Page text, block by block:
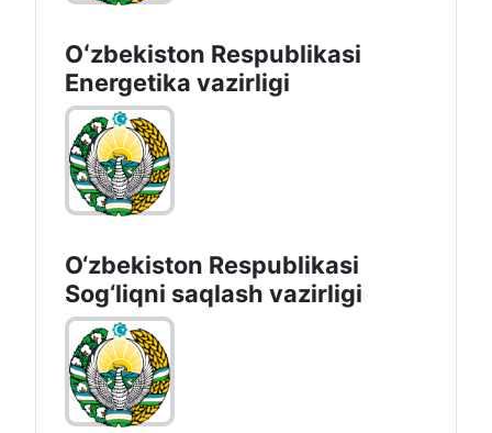
Oʻzbekiston Respublikasi
Energetika vazirligi
O‘zbеkistоn Rеspublikаsi
Sоg‘liqni saqlash vаzirligi